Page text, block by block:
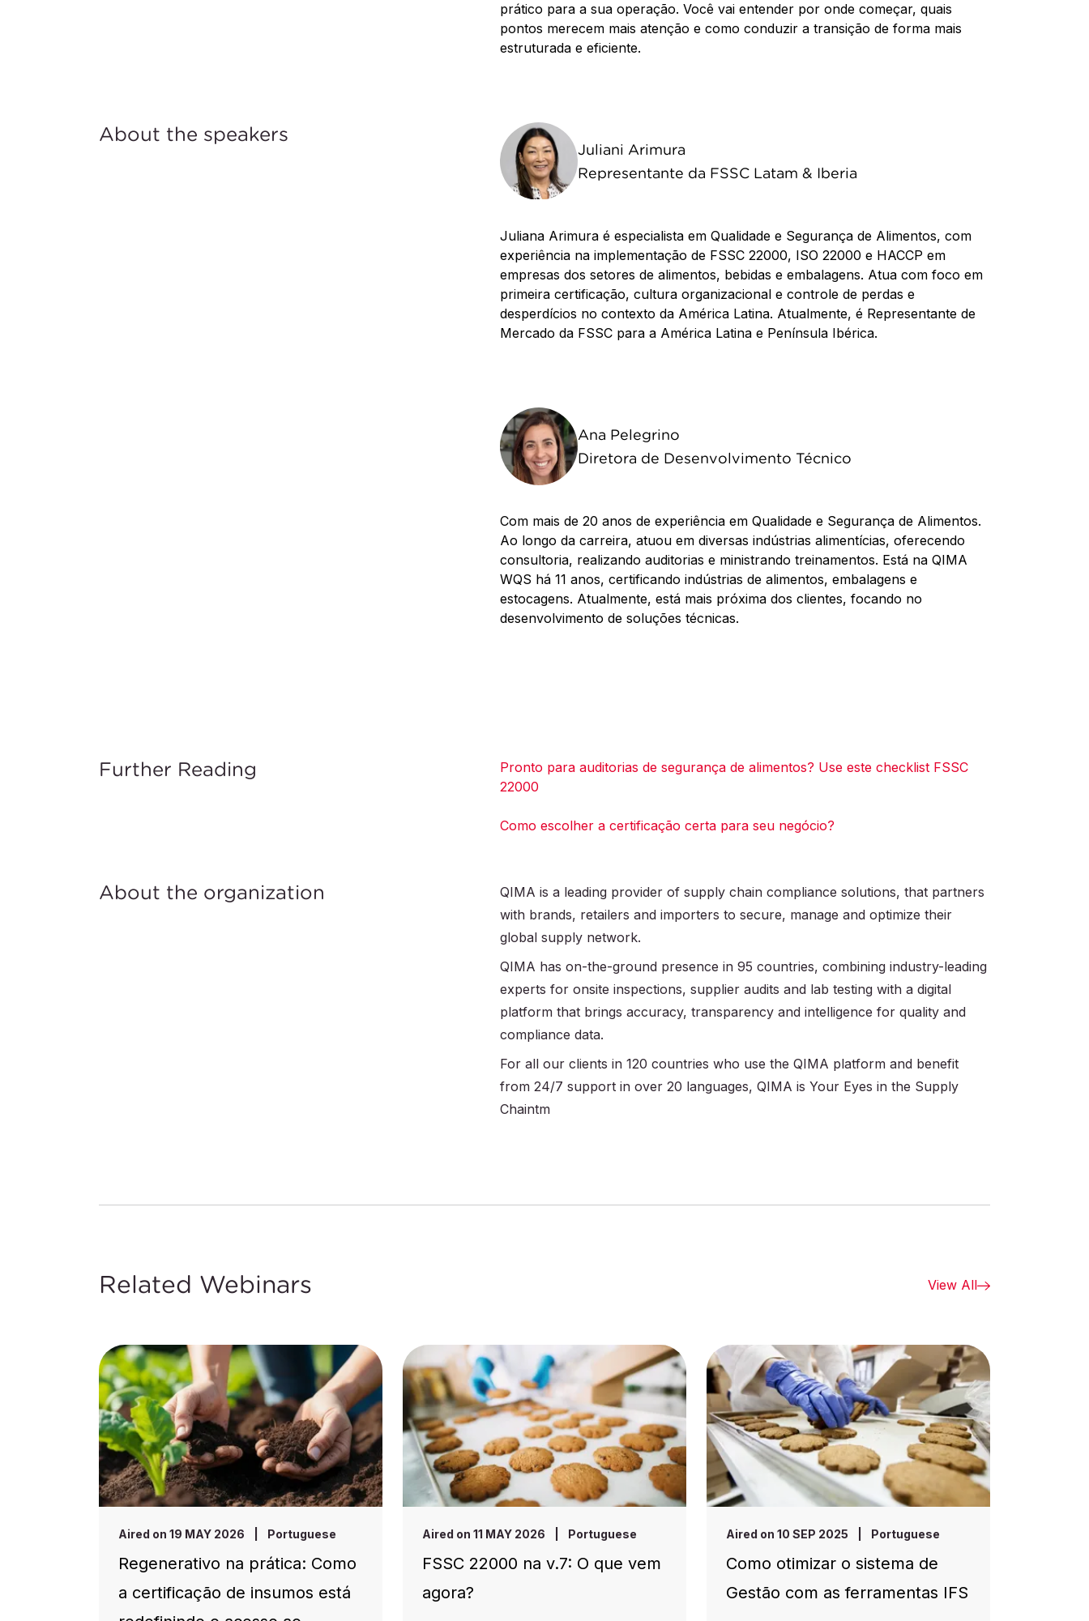
prático para a sua operação. Você vai entender por onde começar, quais
pontos merecem mais atenção e como conduzir a transição de forma mais
estruturada e eficiente.
About the speakers
Juliani Arimura
Representante da FSSC Latam & Iberia
Juliana Arimura é especialista em Qualidade e Segurança de Alimentos, com
experiência na implementação de FSSC 22000, ISO 22000 e HACCP em
empresas dos setores de alimentos, bebidas e embalagens. Atua com foco em
primeira certificação, cultura organizacional e controle de perdas e
desperdícios no contexto da América Latina. Atualmente, é Representante de
Mercado da FSSC para a América Latina e Península Ibérica.
Ana Pelegrino
Diretora de Desenvolvimento Técnico
Com mais de 20 anos de experiência em Qualidade e Segurança de Alimentos.
Ao longo da carreira, atuou em diversas indústrias alimentícias, oferecendo
consultoria, realizando auditorias e ministrando treinamentos. Está na QIMA
WQS há 11 anos, certificando indústrias de alimentos, embalagens e
estocagens. Atualmente, está mais próxima dos clientes, focando no
desenvolvimento de soluções técnicas.
Further Reading
Pronto para auditorias de segurança de alimentos? Use este checklist FSSC
22000
Como escolher a certificação certa para seu negócio?
About the organization
QIMA is a leading provider of supply chain compliance solutions, that partners
with brands, retailers and importers to secure, manage and optimize their
global supply network.
QIMA has on-the-ground presence in 95 countries, combining industry-leading
experts for onsite inspections, supplier audits and lab testing with a digital
platform that brings accuracy, transparency and intelligence for quality and
compliance data.
For all our clients in 120 countries who use the QIMA platform and benefit
from 24/7 support in over 20 languages, QIMA is Your Eyes in the Supply
Chaintm
Related Webinars View All
Aired on 19 MAY 2026 Portuguese
Regenerativo na prática: Como
a certificação de insumos está
Aired on 11 MAY 2026 Portuguese
FSSC 22000 na v.7: O que vem
agora?
Aired on 10 SEP 2025 Portuguese
Como otimizar o sistema de
Gestão com as ferramentas IFS